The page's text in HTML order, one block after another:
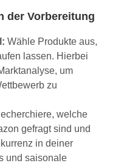
der Vorbereitung
Wähle Produkte aus,
lassen. Hierbei
um
zu
welche
gefragt sind und
in deiner
und saisonale